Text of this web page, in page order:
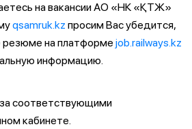
на вакансии АО «НК «ҚТЖ»
qsamruk.kz просим Вас убедится,
резюме на платформе job.railways.kz
информацию.
соответствующими
кабинете.